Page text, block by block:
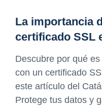
La importancia
certificado SSL
Descubre por qué
con un certificado
este artículo del
Protege tus datos y